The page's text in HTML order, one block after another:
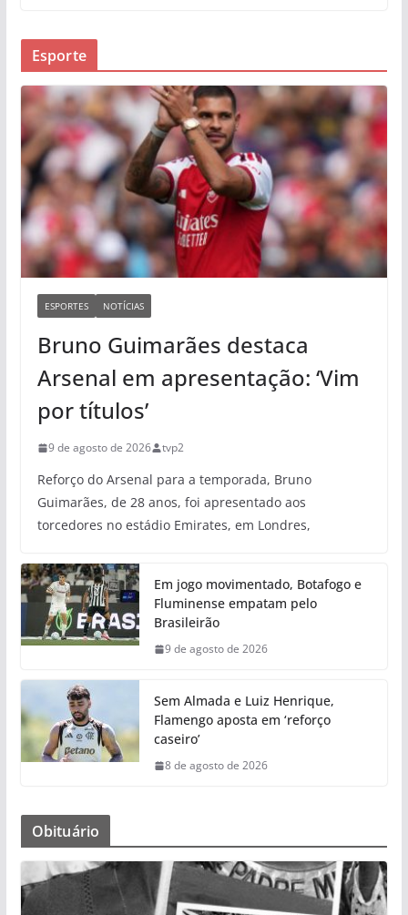
Esporte
ESPORTES NOTÍCIAS
Bruno Guimarães destaca
Arsenal em apresentação: ‘Vim
por títulos’
9 de agosto de 2026 tvp2
Reforço do Arsenal para a temporada, Bruno
Guimarães, de 28 anos, foi apresentado aos
torcedores no estádio Emirates, em Londres,
Em jogo movimentado, Botafogo e
Fluminense empatam pelo
Brasileirão
9 de agosto de 2026
Sem Almada e Luiz Henrique,
Flamengo aposta em ‘reforço
caseiro’
8 de agosto de 2026
Obituário